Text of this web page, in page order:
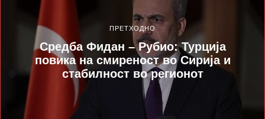
ПРЕТХОДНО
Средба Фидан – Рубио: Турција
повика на смиреност во Сирија и
стабилност во регионот